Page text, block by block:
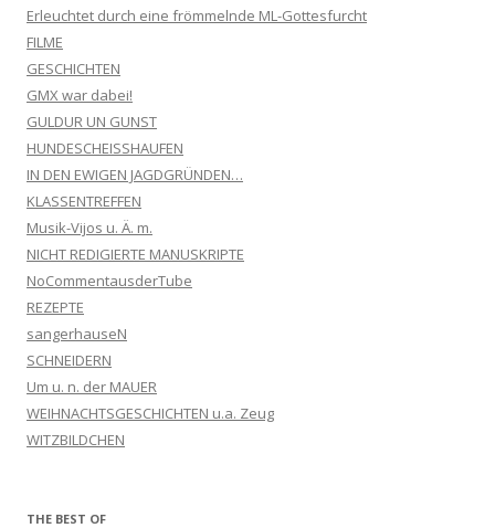
Erleuchtet durch eine frömmelnde ML-Gottesfurcht
FILME
GESCHICHTEN
GMX war dabei!
GULDUR UN GUNST
HUNDESCHEISSHAUFEN
IN DEN EWIGEN JAGDGRÜNDEN…
KLASSENTREFFEN
Musik-Vijos u. Ä. m.
NICHT REDIGIERTE MANUSKRIPTE
NoCommentausderTube
REZEPTE
sangerhauseN
SCHNEIDERN
Um u. n. der MAUER
WEIHNACHTSGESCHICHTEN u.a. Zeug
WITZBILDCHEN
THE BEST OF